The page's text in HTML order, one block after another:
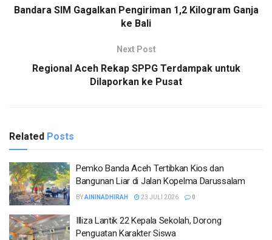
Bandara SIM Gagalkan Pengiriman 1,2 Kilogram Ganja
ke Bali
Next Post
Regional Aceh Rekap SPPG Terdampak untuk
Dilaporkan ke Pusat
Related Posts
Pemko Banda Aceh Tertibkan Kios dan
Bangunan Liar di Jalan Kopelma Darussalam
BYAININADHIRAH 23 JULI 2026 0
Illiza Lantik 22 Kepala Sekolah, Dorong
Penguatan Karakter Siswa